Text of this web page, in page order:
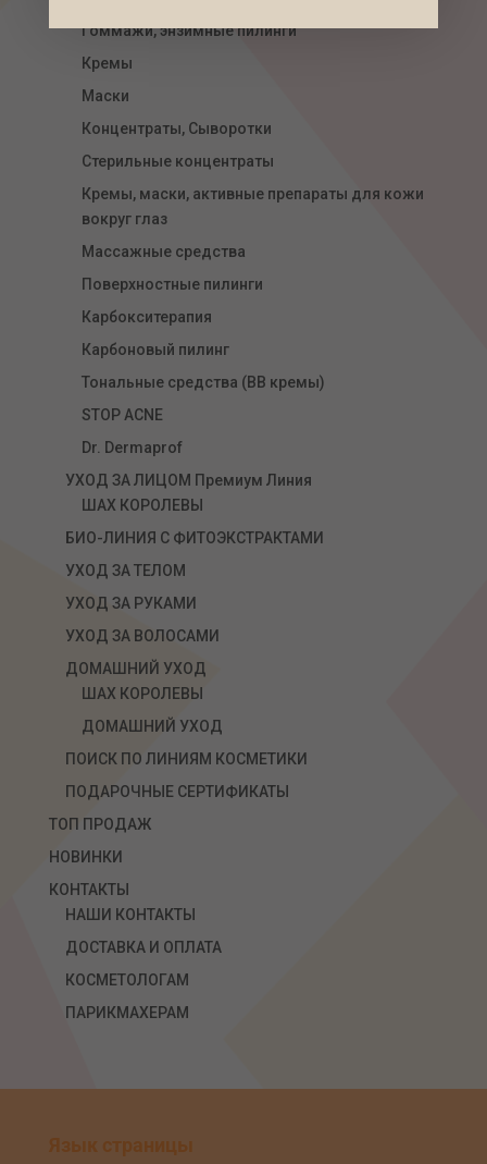
Гоммажи, энзимные пилинги
Кремы
Маски
Концентраты, Сыворотки
Стерильные концентраты
Кремы, маски, активные препараты для кожи
вокруг глаз
Массажные средства
Поверхностные пилинги
Карбокситерапия
Карбоновый пилинг
Тональные средства (ВВ кремы)
STOP ACNE
Dr. Dermaprof
УХОД ЗА ЛИЦОМ Премиум Линия
ШАХ КОРОЛЕВЫ
БИО-ЛИНИЯ С ФИТОЭКСТРАКТАМИ
УХОД ЗА ТЕЛОМ
УХОД ЗА РУКАМИ
УХОД ЗА ВОЛОСАМИ
ДОМАШНИЙ УХОД
ШАХ КОРОЛЕВЫ
ДОМАШНИЙ УХОД
ПОИСК ПО ЛИНИЯМ КОСМЕТИКИ
ПОДАРОЧНЫЕ СЕРТИФИКАТЫ
ТОП ПРОДАЖ
НОВИНКИ
КОНТАКТЫ
НАШИ КОНТАКТЫ
ДОСТАВКА И ОПЛАТА
КОСМЕТОЛОГАМ
ПАРИКМАХЕРАМ
Язык страницы